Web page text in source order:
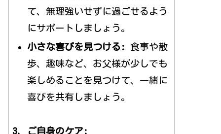
て、無理強いせずに過ごせるよう
にサポートしましょう。
小さな喜びを見つける: 食事や散
歩、趣味など、お父様が少しでも
楽しめることを見つけて、一緒に
喜びを共有しましょう。
3. ご自身のケア: